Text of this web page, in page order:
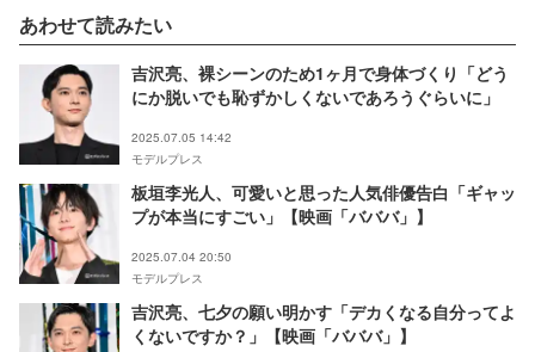
あわせて読みたい
吉沢亮、裸シーンのため1ヶ月で身体づくり「どう
にか脱いでも恥ずかしくないであろうぐらいに」
2025.07.05 14:42
モデルプレス
板垣李光人、可愛いと思った人気俳優告白「ギャッ
プが本当にすごい」【映画「バババ」】
2025.07.04 20:50
モデルプレス
吉沢亮、七夕の願い明かす「デカくなる自分ってよ
くないですか？」【映画「バババ」】